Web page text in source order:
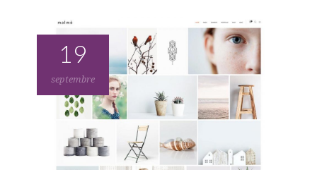
19
septembre